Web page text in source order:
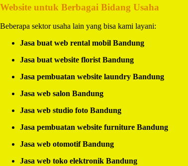
Website untuk Berbagai Bidang Usaha
Beberapa sektor usaha lain yang bisa kami layani:
Jasa buat web rental mobil Bandung
Jasa buat website florist Bandung
Jasa pembuatan website laundry Bandung
Jasa web salon Bandung
Jasa web studio foto Bandung
Jasa pembuatan website furniture Bandung
Jasa web otomotif Bandung
Jasa web toko elektronik Bandung